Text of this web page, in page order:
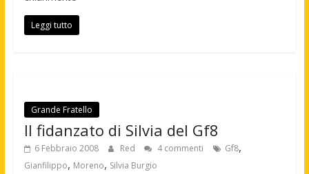
Leggi tutto
Grande Fratello
Il fidanzato di Silvia del Gf8
6 Febbraio 2008 Red 4 commenti Gf8,
Gianfilippo, Moreno, Silvia Burgio